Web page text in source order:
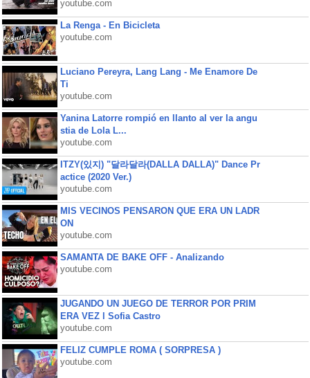
youtube.com
La Renga - En Bicicleta
youtube.com
Luciano Pereyra, Lang Lang - Me Enamore De
Ti
youtube.com
Yanina Latorre rompió en llanto al ver la angu
stia de Lola L...
youtube.com
ITZY(있지) "달라달라(DALLA DALLA)" Dance Pr
actice (2020 Ver.)
youtube.com
MIS VECINOS PENSARON QUE ERA UN LADR
ON
youtube.com
SAMANTA DE BAKE OFF - Analizando
youtube.com
JUGANDO UN JUEGO DE TERROR POR PRIM
ERA VEZ l Sofia Castro
youtube.com
FELIZ CUMPLE ROMA ( SORPRESA )
youtube.com